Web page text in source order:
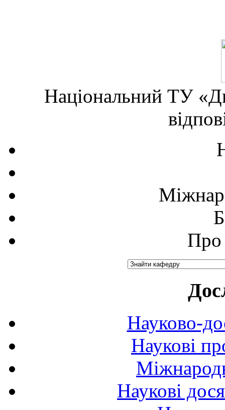
Національний ТУ
Про
Науково-
Наукові
Наукові